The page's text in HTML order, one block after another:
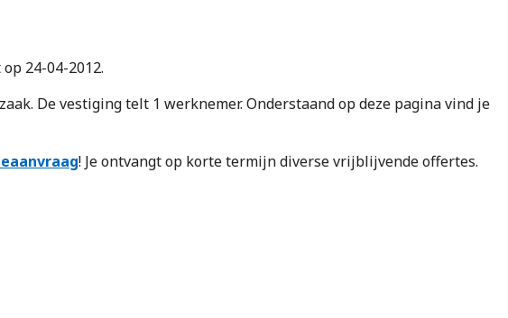
24-04-2012.
De vestiging telt 1 werknemer. Onderstaand op deze pagina vind je
! Je ontvangt op korte termijn diverse vrijblijvende offertes.